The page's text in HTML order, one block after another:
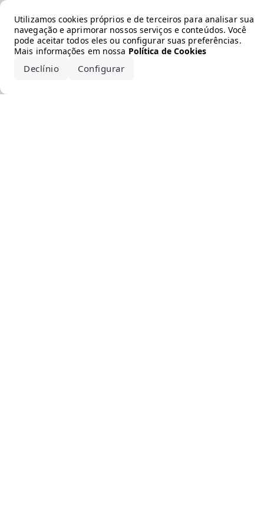
Utilizamos cookies próprios e de terceiros para analisar sua
navegação e aprimorar nossos serviços e conteúdos. Você
pode aceitar todos eles ou configurar suas preferências.
Mais informações em nossa Política de Cookies
Declínio Configurar
Error loading the brand